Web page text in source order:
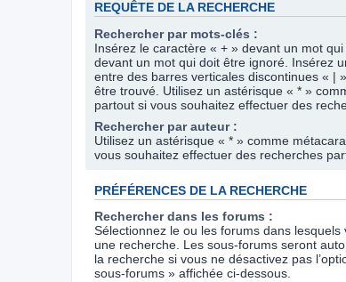
REQUÊTE DE LA RECHERCHE
Rechercher par mots-clés :
Insérez le caractère « + » devant un mot
devant un mot qui doit être ignoré. Insérez
entre des barres verticales discontinues « |
être trouvé. Utilisez un astérisque « * »
partout si vous souhaitez effectuer des
Rechercher par auteur :
Utilisez un astérisque « * » comme
vous souhaitez effectuer des recherches
PRÉFÉRENCES DE LA RECHERCHE
Rechercher dans les forums :
Sélectionnez le ou les forums dans
une recherche. Les sous-forums seront
la recherche si vous ne désactivez pas
sous-forums » affichée ci-dessous.